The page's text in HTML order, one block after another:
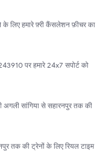
के लिए हमारे फ़्री कैंसलेशन फ़ीचर का
पर हमारे 24x7 सपोर्ट को
सांगिया से सहारनपुर तक की
तक की ट्रेनों के लिए रियल टाइम